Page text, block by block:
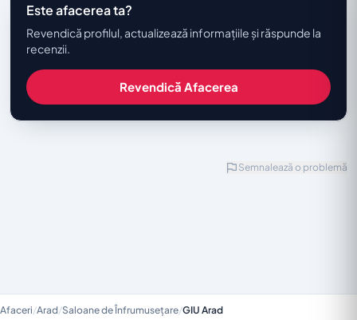
Este afacerea ta?
Revendică profilul, actualizează informațiile și răspunde la
recenzii.
Revendică Afacerea
Semnalează o problemă
Afaceri/Arad/Saloane de Înfrumusețare/GIU Arad